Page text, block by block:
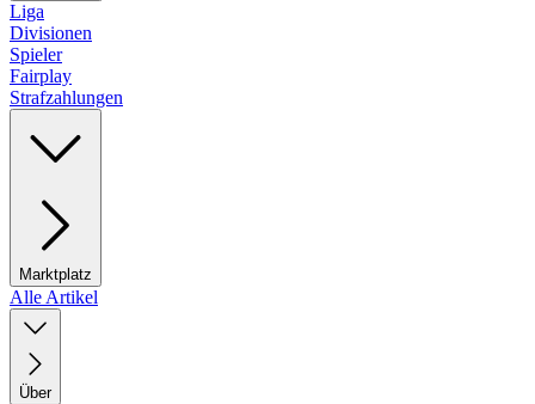
Liga
Divisionen
Spieler
Fairplay
Strafzahlungen
Marktplatz
Alle Artikel
Über